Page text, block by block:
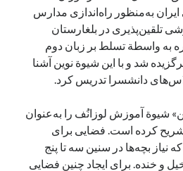
به‌منظور راه‌اندازی مدارس
تلقین‌پذیری در بلغارستان
به واسطة تسلط بر زبان دوم
شد و با این شیوة‌ نوین آشنا
دانشسرا تدریس کرد.
شیوة آموزش لوزانُف را به‌عنوان
کرده است. فضایی برای
نیاز بچه‌ها در سنین سه تا پنج
و خنده. برای ایجاد چنین فضایی